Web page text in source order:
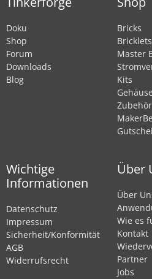
Doku
Shop
Forum
Downloads
Blog
Bricks
Bricklets
Master
Kits
Gehäuse
Zubehör
Wichtige
Informationen
Datenschutz
Impressum
Sicherheit/Konformität
AGB
Widerrufsrecht
Über
Über
Wie es
Kontakt
Partner
Jobs